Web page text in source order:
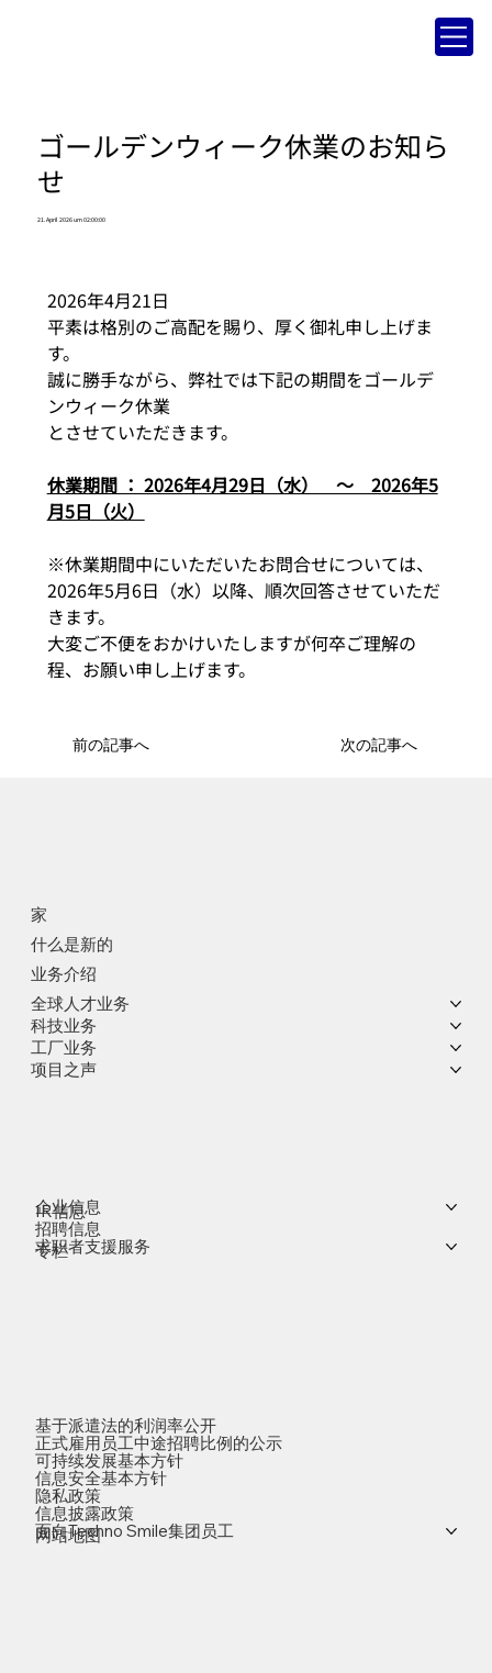
ゴールデンウィーク休業のお知ら
せ
21. April 2026 um 02:00:00
前の記事へ 次の記事へ
2026年4月21日
平素は格別のご高配を賜り、厚く御礼申し上げま
す。
誠に勝手ながら、弊社では下記の期間をゴールデ
ンウィーク休業
とさせていただきます。
休業期間 ： 2026年4月29日（水）　～　2026年5
月5日（火）
※休業期間中にいただいたお問合せについては、
2026年5月6日（水）以降、順次回答させていただ
きます。
大変ご不便をおかけいたしますが何卒ご理解の
程、お願い申し上げます。
家
什么是新的
业务介绍
全球人才业务
科技业务
工厂业务
项目之声
企业信息
IR信息
招聘信息
求职者支援服务
专栏
基于派遣法的利润率公开
正式雇用员工中途招聘比例的公示
可持续发展基本方针
信息安全基本方针
隐私政策
信息披露政策
面向Techno Smile集团员工
网站地图